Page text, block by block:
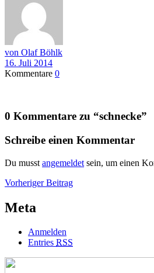
von Olaf Böhlk
16. Juli 2014
Kommentare 0
0 Kommentare zu “schnecke”
Schreibe einen Kommentar
Du musst angemeldet sein, um einen
Beitragsnavigation
Vorheriger BeitragVorheriger
Meta
Anmelden
Entries RSS